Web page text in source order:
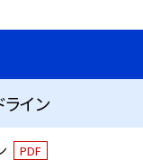
イン
PDF